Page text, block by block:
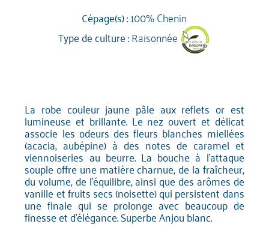
Cépage(s) :100% Chenin
Type de culture :Raisonnée
La robe couleur jaune pâle aux reflets or est
lumineuse et brillante. Le nez ouvert et délicat
associe les odeurs des fleurs blanches miellées
(acacia, aubépine) à des notes de caramel et
viennoiseries au beurre. La bouche à l'attaque
souple offre une matière charnue, de la fraîcheur,
du volume, de l'équilibre, ainsi que des arômes de
vanille et fruits secs (noisette) qui persistent dans
une finale qui se prolonge avec beaucoup de
finesse et d'élégance. Superbe Anjou blanc.